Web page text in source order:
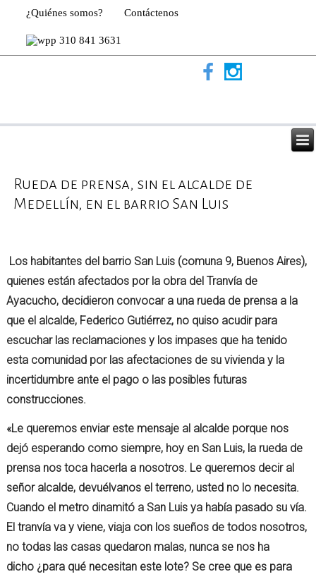
¿Quiénes somos? Contáctenos
310 841 3631
Rueda de prensa, sin el alcalde de
Medellín, en el barrio San Luis
Los habitantes del barrio San Luis (comuna 9, Buenos Aires),
quienes están afectados por la obra del Tranvía de
Ayacucho, decidieron convocar a una rueda de prensa a la
que el alcalde, Federico Gutiérrez, no quiso acudir para
escuchar las reclamaciones y los impases que ha tenido
esta comunidad por las afectaciones de su vivienda y la
incertidumbre ante el pago o las posibles futuras
construcciones.
«Le queremos enviar este mensaje al alcalde porque nos
dejó esperando como siempre, hoy en San Luis, la rueda de
prensa nos toca hacerla a nosotros. Le queremos decir al
señor alcalde, devuélvanos el terreno, usted no lo necesita.
Cuando el metro dinamitó a San Luis ya había pasado su vía.
El tranvía va y viene, viaja con los sueños de todos nosotros,
no todas las casas quedaron malas, nunca se nos ha
dicho ¿para qué necesitan este lote? Se cree que es para